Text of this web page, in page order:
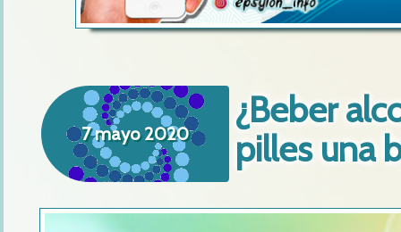
7 mayo 2020
¿Beber
pilles una